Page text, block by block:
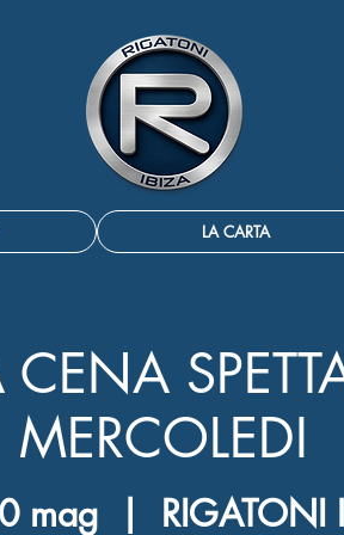
LA CARTA
MERCOLEDI
mag RIGATONI